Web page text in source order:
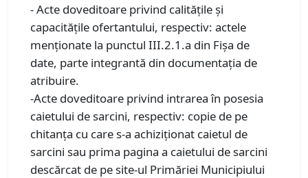
- Acte doveditoare privind calitățile și
capacitățile ofertantului, respectiv: actele
menționate la punctul III.2.1.a din Fișa de
date, parte integrantă din documentația de
atribuire.
-Acte doveditoare privind intrarea în posesia
caietului de sarcini, respectiv: copie de pe
chitanța cu care s-a achiziționat caietul de
sarcini sau prima pagina a caietului de sarcini
descărcat de pe site-ul Primăriei Municipiului